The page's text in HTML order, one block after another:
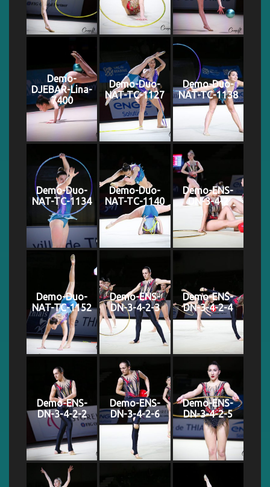
Demo-
DJEBAR-Lina-
7400
Demo-Duo-
NAT-TC-1127
Demo-Duo-
NAT-TC-1138
Demo-Duo-
NAT-TC-1134
Demo-Duo-
NAT-TC-1140
Demo-ENS-
DN-3-4-2
Demo-Duo-
NAT-TC-1152
Demo-ENS-
DN-3-4-2-3
Demo-ENS-
DN-3-4-2-4
Demo-ENS-
DN-3-4-2-2
Demo-ENS-
DN-3-4-2-6
Demo-ENS-
DN-3-4-2-5